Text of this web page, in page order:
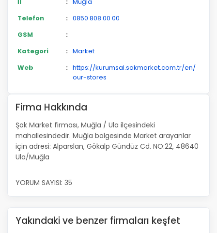
Telefon
: 0850 808 00 00
GSM
:
Kategori
: Market
Web
: https://kurumsal.sokmarket.com.tr/en/
our-stores
Firma Hakkında
Şok Market firması, Muğla / Ula ilçesindeki
mahallesindedir. Muğla bölgesinde Market arayanlar
için adresi: Alparslan, Gökalp Gündüz Cd. NO:22, 48640
Ula/Muğla
YORUM SAYISI: 35
Yakındaki ve benzer firmaları keşfet